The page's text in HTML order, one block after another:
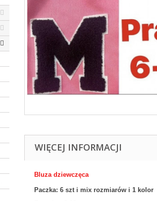
WIĘCEJ INFORMACJI
Bluza dziewczęca
Paczka: 6 szt i mix rozmiarów i 1 kolor